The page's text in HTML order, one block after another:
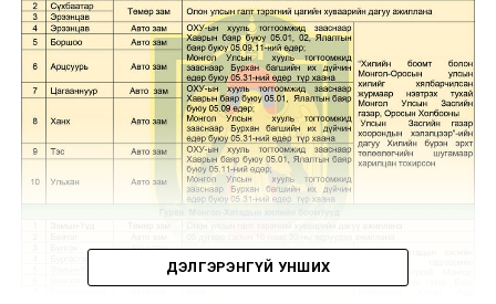
ДЭЛГЭРЭНГҮЙ УНШИХ